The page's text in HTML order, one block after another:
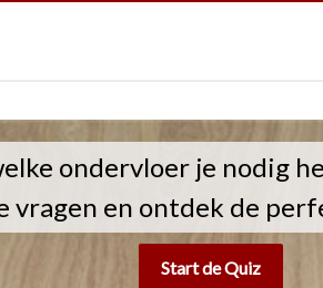
ondervloer je nodig
vragen en ontdek de
Start de Quiz